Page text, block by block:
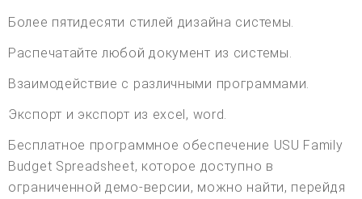
Более пятидесяти стилей дизайна системы.
Распечатайте любой документ из системы.
Взаимодействие с различными программами.
Экспорт и экспорт из excel, word.
Бесплатное программное обеспечение USU Family
Budget Spreadsheet, которое доступно в
ограниченной демо-версии, можно найти, перейдя